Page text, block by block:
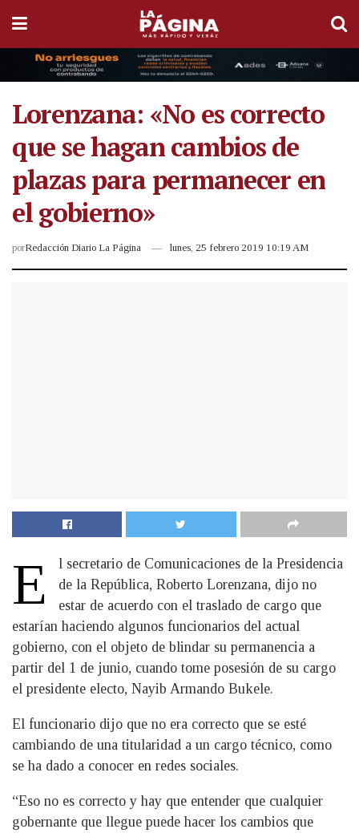
Lorenzana: «No es correcto
que se hagan cambios de
plazas para permanecer en
el gobierno»
porRedacción Diario La Página lunes, 25 febrero 2019 10:19 AM
E
l secretario de Comunicaciones de la Presidencia
de la República, Roberto Lorenzana, dijo no
estar de acuerdo con el traslado de cargo que
estarían haciendo algunos funcionarios del actual
gobierno, con el objeto de blindar su permanencia a
partir del 1 de junio, cuando tome posesión de su cargo
el presidente electo, Nayib Armando Bukele.
El funcionario dijo que no era correcto que se esté
cambiando de una titularidad a un cargo técnico, como
se ha dado a conocer en redes sociales.
“Eso no es correcto y hay que entender que cualquier
gobernante que llegue puede hacer los cambios que